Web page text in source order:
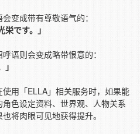
变成带有尊敬语气的：
栄です。」
语则会变成略带恨意的：
用「ELLA」相关服务时，如果能
色设定资料、世界观、人物关系
将肉眼可见地获得提升。